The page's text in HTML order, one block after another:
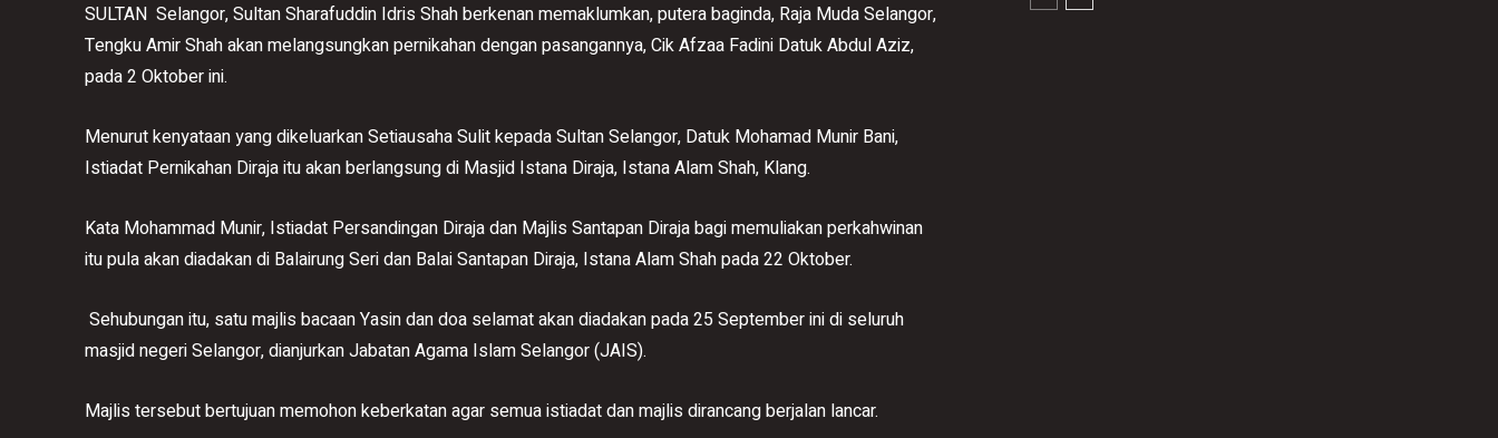
SULTAN Selangor, Sultan Sharafuddin Idris Shah berkenan memaklumkan, putera baginda, Raja Muda Selangor,
Tengku Amir Shah akan melangsungkan pernikahan dengan pasangannya, Cik Afzaa Fadini Datuk Abdul Aziz,
pada 2 Oktober ini.
Menurut kenyataan yang dikeluarkan Setiausaha Sulit kepada Sultan Selangor, Datuk Mohamad Munir Bani,
Istiadat Pernikahan Diraja itu akan berlangsung di Masjid Istana Diraja, Istana Alam Shah, Klang.
Kata Mohammad Munir, Istiadat Persandingan Diraja dan Majlis Santapan Diraja bagi memuliakan perkahwinan
itu pula akan diadakan di Balairung Seri dan Balai Santapan Diraja, Istana Alam Shah pada 22 Oktober.
Sehubungan itu, satu majlis bacaan Yasin dan doa selamat akan diadakan pada 25 September ini di seluruh
masjid negeri Selangor, dianjurkan Jabatan Agama Islam Selangor (JAIS).
Majlis tersebut bertujuan memohon keberkatan agar semua istiadat dan majlis dirancang berjalan lancar.